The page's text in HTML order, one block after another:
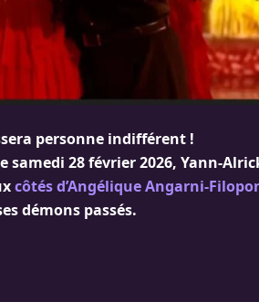
personne indifférent !
samedi 28 février 2026, Yann-
côtés d’Angélique Angarni-
démons passés.